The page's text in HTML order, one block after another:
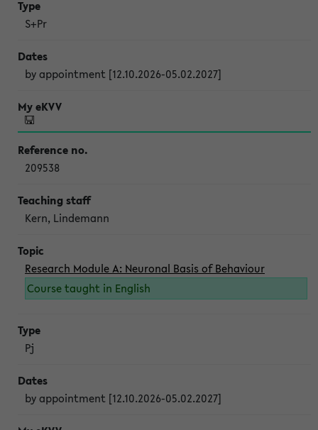
S+Pr
by appointment [12.10.2026-05.02.2027]
209538
Kern, Lindemann
Research Module A: Neuronal Basis of Behaviour
Course taught in English
Pj
by appointment [12.10.2026-05.02.2027]